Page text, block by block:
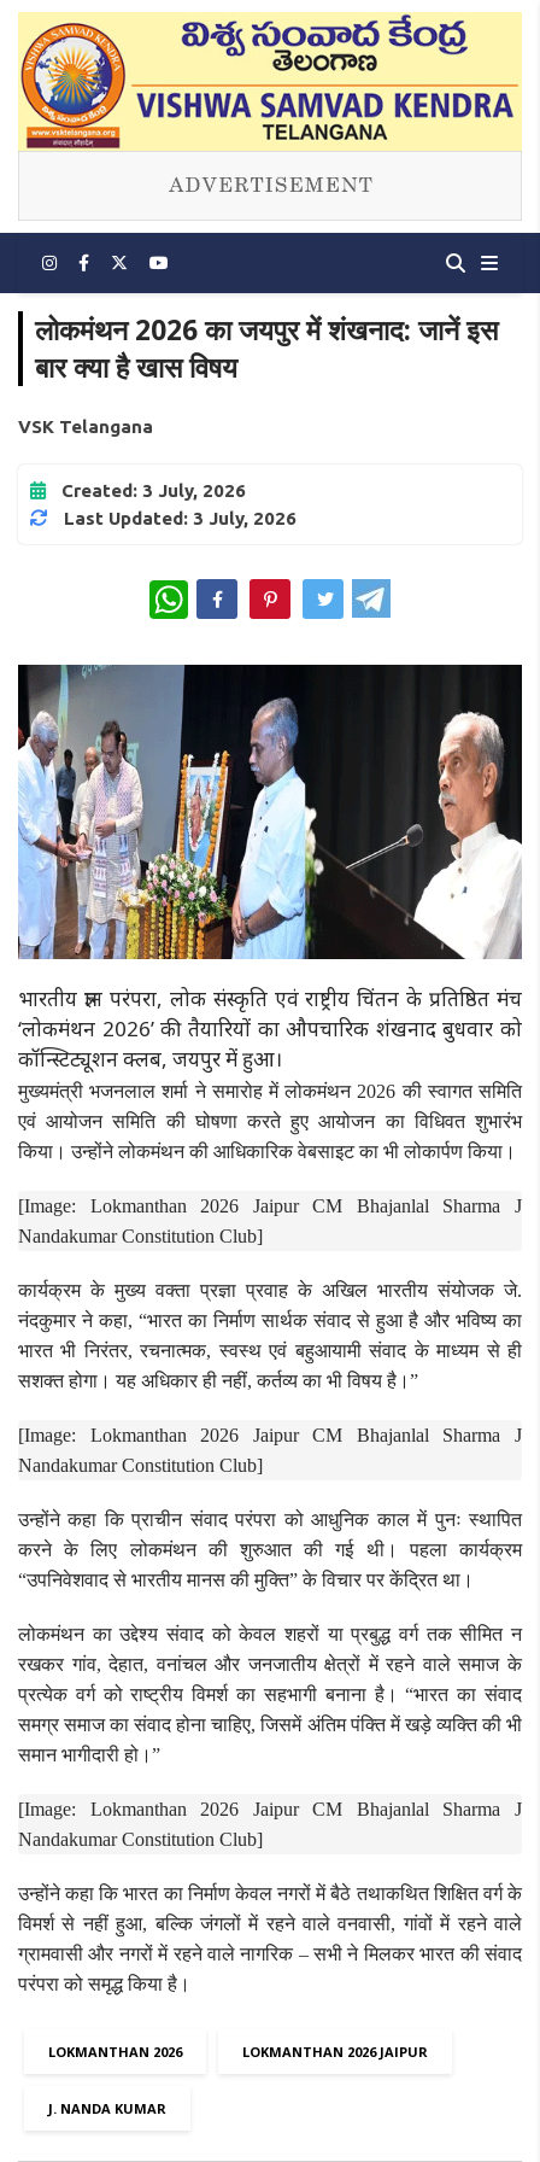
लोकमंथन 2026 का जयपुर में शंखनाद: जानें इस
बार क्या है खास विषय
VSK Telangana
Created: 3 July, 2026
Last Updated: 3 July, 2026
WhatsApp
भारतीय ज्ञान परंपरा, लोक संस्कृति एवं राष्ट्रीय चिंतन के प्रतिष्ठित मंच
‘लोकमंथन 2026’ की तैयारियों का औपचारिक शंखनाद बुधवार को
कॉन्स्टिट्यूशन क्लब, जयपुर में हुआ।
मुख्यमंत्री भजनलाल शर्मा ने समारोह में लोकमंथन 2026 की स्वागत समिति
एवं आयोजन समिति की घोषणा करते हुए आयोजन का विधिवत शुभारंभ
किया। उन्होंने लोकमंथन की आधिकारिक वेबसाइट का भी लोकार्पण किया।
[Image: Lokmanthan 2026 Jaipur CM Bhajanlal Sharma J
Nandakumar Constitution Club]
कार्यक्रम के मुख्य वक्ता प्रज्ञा प्रवाह के अखिल भारतीय संयोजक जे.
नंदकुमार ने कहा, “भारत का निर्माण सार्थक संवाद से हुआ है और भविष्य का
भारत भी निरंतर, रचनात्मक, स्वस्थ एवं बहुआयामी संवाद के माध्यम से ही
सशक्त होगा। यह अधिकार ही नहीं, कर्तव्य का भी विषय है।”
[Image: Lokmanthan 2026 Jaipur CM Bhajanlal Sharma J
Nandakumar Constitution Club]
उन्होंने कहा कि प्राचीन संवाद परंपरा को आधुनिक काल में पुनः स्थापित
करने के लिए लोकमंथन की शुरुआत की गई थी। पहला कार्यक्रम
“उपनिवेशवाद से भारतीय मानस की मुक्ति” के विचार पर केंद्रित था।
लोकमंथन का उद्देश्य संवाद को केवल शहरों या प्रबुद्ध वर्ग तक सीमित न
रखकर गांव, देहात, वनांचल और जनजातीय क्षेत्रों में रहने वाले समाज के
प्रत्येक वर्ग को राष्ट्रीय विमर्श का सहभागी बनाना है। “भारत का संवाद
समग्र समाज का संवाद होना चाहिए, जिसमें अंतिम पंक्ति में खड़े व्यक्ति की भी
समान भागीदारी हो।”
[Image: Lokmanthan 2026 Jaipur CM Bhajanlal Sharma J
Nandakumar Constitution Club]
उन्होंने कहा कि भारत का निर्माण केवल नगरों में बैठे तथाकथित शिक्षित वर्ग के
विमर्श से नहीं हुआ, बल्कि जंगलों में रहने वाले वनवासी, गांवों में रहने वाले
ग्रामवासी और नगरों में रहने वाले नागरिक – सभी ने मिलकर भारत की संवाद
परंपरा को समृद्ध किया है।
LOKMANTHAN 2026 LOKMANTHAN 2026 JAIPUR
J. NANDA KUMAR